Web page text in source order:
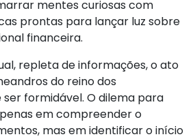
mentes curiosas com
prontas para lançar luz sobre
financeira.
repleta de informações, o ato
do reino dos
formidável. O dilema para
em compreender o
mas em identificar o início